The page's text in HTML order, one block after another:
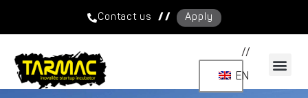
Contact us / / Apply
//
EN